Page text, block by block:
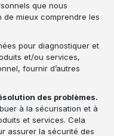
que nous
de mieux comprendre les
pour diagnostiquer et
et/ou services,
fournir d’autres
des problèmes.
à la sécurisation et à
et services. Cela
assurer la sécurité des